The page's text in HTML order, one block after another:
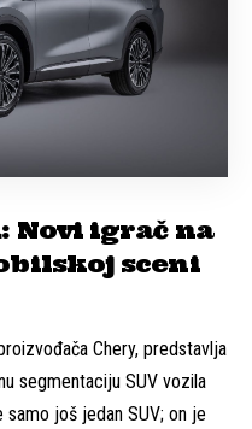
Novi igrač na
sceni
Chery, predstavlja
segmentaciju SUV vozila
još jedan SUV; on je